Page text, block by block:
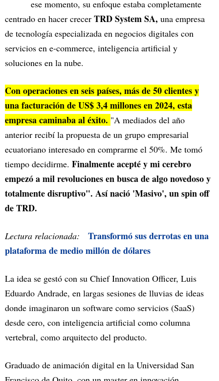
ese momento, su enfoque estaba completamente
centrado en hacer crecer TRD System SA, una empresa
de tecnología especializada en negocios digitales con
servicios en e-commerce, inteligencia artificial y
soluciones en la nube.
Con operaciones en seis países, más de 50 clientes y
una facturación de US$ 3,4 millones en 2024, esta
empresa caminaba al éxito. "A mediados del año
anterior recibí la propuesta de un grupo empresarial
ecuatoriano interesado en comprarme el 50%. Me tomó
tiempo decidirme. Finalmente acepté y mi cerebro
empezó a mil revoluciones en busca de algo novedoso y
totalmente disruptivo". Así nació 'Masivo', un spin off
de TRD.
Lectura relacionada: Transformó sus derrotas en una
plataforma de medio millón de dólares
La idea se gestó con su Chief Innovation Officer, Luis
Eduardo Andrade, en largas sesiones de lluvias de ideas
donde imaginaron un software como servicios (SaaS)
desde cero, con inteligencia artificial como columna
vertebral, como arquitecto del producto.
Graduado de animación digital en la Universidad San